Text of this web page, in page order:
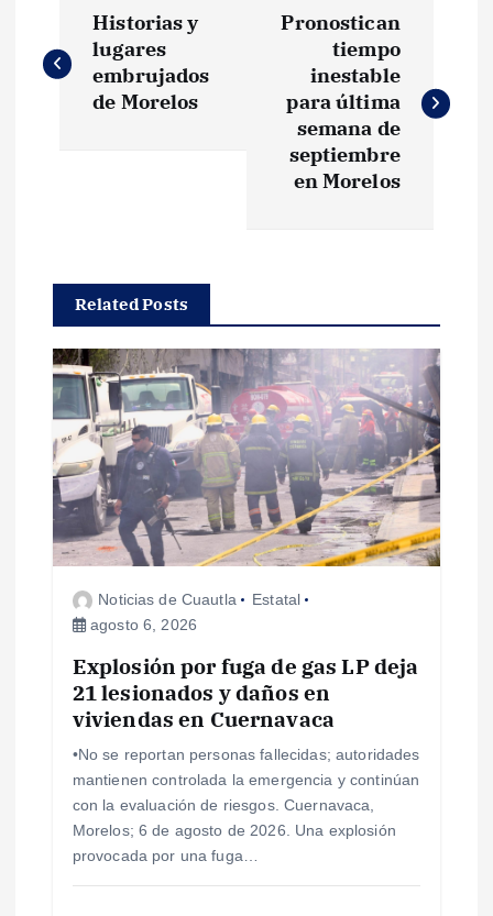
a
a
c
ó
n
d
Historias y
lugares
embrujados
de Morelos
Pronostican
tiempo
inestable
para última
semana de
septiembre
en Morelos
Related Posts
Noticias de Cuautla
Estatal
agosto 6, 2026
Explosión por fuga de gas LP deja
21 lesionados y daños en
viviendas en Cuernavaca
•No se reportan personas fallecidas; autoridades
mantienen controlada la emergencia y continúan
con la evaluación de riesgos. Cuernavaca,
Morelos; 6 de agosto de 2026. Una explosión
provocada por una fuga…